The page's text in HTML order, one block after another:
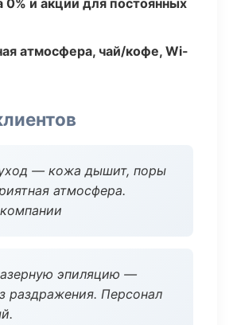
0% и акции для постоянных
атмосфера, чай/кофе, Wi-
— кожа дышит, поры
атмосфера.
эпиляцию —
раздражения. Персонал